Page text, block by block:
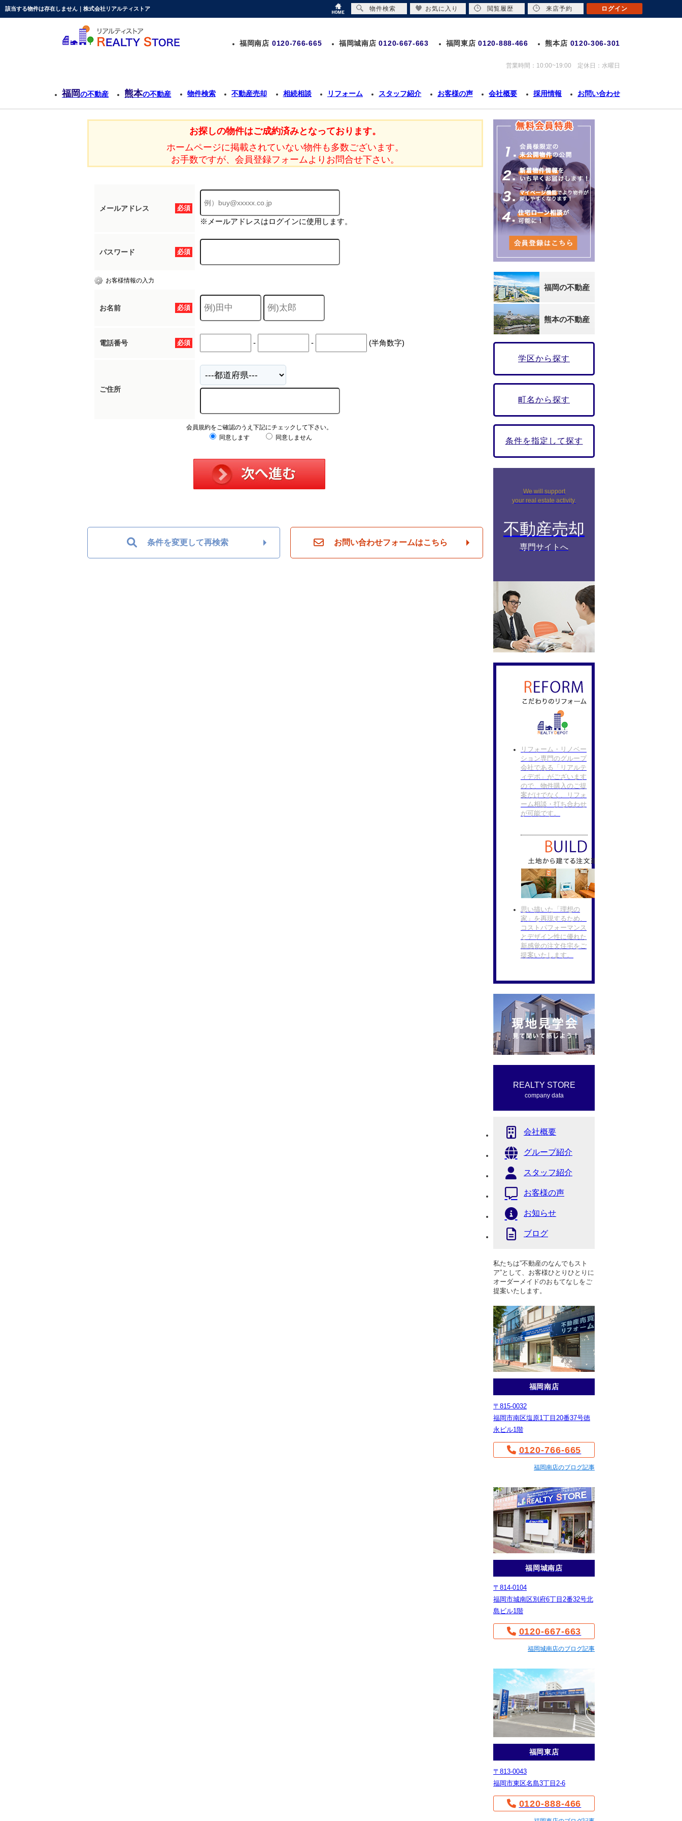
該当する物件は存在しません｜株式会社リアルティストア
福岡南店 0120-766-665 福岡城南店 0120-667-663 福岡東店 0120-888-466 熊本店 0120-306-301
営業時間：10:00~19:00 定休日：水曜日
福岡の不動産 熊本の不動産 物件検索 不動産売却 相続相談 リフォーム スタッフ紹介 お客様の声 会社概要 採用情報 お問い合わせ
お探しの物件はご成約済みとなっております。
ホームページに掲載されていない物件も多数ございます。
お手数ですが、会員登録フォームよりお問合せ下さい。
必須
メールアドレス
※メールアドレスはログインに使用します。
必須
パスワード
お客様情報の入力
必須
お名前
必須
電話番号 - - (半角数字)
ご住所
会員規約をご確認のうえ下記にチェックして下さい。
同意します
同意しません
条件を変更して再検索 お問い合わせフォームはこちら
福岡の不動産
熊本の不動産
学区から探す
町名から探す
条件を指定して探す
We will support
your real estate activity.
不動産売却
専門サイトへ
リフォーム・リノベー
ション専門のグループ
会社である「リアルテ
ィデポ」がございます
ので、物件購入のご提
案だけでなく、リフォ
ーム相談・打ち合わせ
が可能です。
思い描いた「理想の
家」を再現するため、
コストパフォーマンス
とデザイン性に優れた
新感覚の注文住宅をご
提案いたします。
REALTY STORE
company data
会社概要
グループ紹介
スタッフ紹介
お客様の声
お知らせ
ブログ
私たちは”不動産のなんでもスト
ア”として、お客様ひとりひとりに
オーダーメイドのおもてなしをご
提案いたします。
福岡南店
〒815-0032
福岡市南区塩原1丁目20番37号徳
永ビル1階
0120-766-665
福岡南店のブログ記事
福岡城南店
〒814-0104
福岡市城南区別府6丁目2番32号北
島ビル1階
0120-667-663
福岡城南店のブログ記事
福岡東店
〒813-0043
福岡市東区名島3丁目2-6
0120-888-466
物件検索 お気に入り 閲覧履歴 来店予約 ログイン